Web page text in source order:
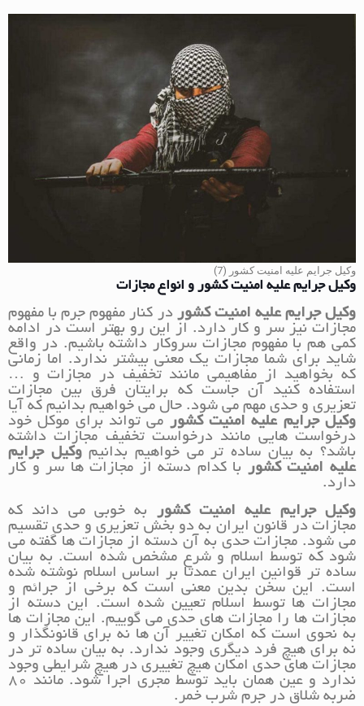
وکیل جرایم علیه امنیت کشور (7)
وکیل جرایم علیه امنیت کشور و انواع مجازات
وکیل جرایم علیه امنیت کشور در کنار مفهوم جرم با مفهوم
مجازات نیز سر و کار دارد. از این رو بهتر است در ادامه
کمی هم با مفهوم مجازات سروکار داشته باشیم. در واقع
شاید برای شما مجازات یک معنی بیشتر ندارد. اما زمانی
که بخواهید از مفاهیمی مانند تخفیف در مجازات و …
استفاده کنید آن جاست که برایتان فرق بین مجازات
تعزیری و حدی مهم می شود. حال می خواهیم بدانیم که آیا
وکیل جرایم علیه امنیت کشور می تواند برای موکل خود
درخواست هایی مانند درخواست تخفیف مجازات داشته
باشد؟ به بیان ساده تر می خواهیم بدانیموکیل جرایم
علیه امنیت کشور با کدام دسته از مجازات ها سر و کار
دارد.
وکیل جرایم علیه امنیت کشور
به خوبی می داند که
مجازات در قانون ایران به دو بخش تعزیری و حدی تقسیم
می شود. مجازات حدی به آن دسته از مجازات ها گفته می
شود که توسط اسلام و شرع مشخص شده است. به بیان
ساده تر قوانین ایران عمدتا بر اساس اسلام نوشته شده
است. این سخن بدین معنی است که برخی از جرائم و
مجازات ها توسط اسلام تعیین شده است. این دسته از
مجازات ها را مجازات های حدی می گوییم. این مجازات ها
به نحوی است که امکان تغییر آن ها نه برای قانونگذار و
نه برای هیچ فرد دیگری وجود ندارد. به بیان ساده تر در
مجازات های حدی امکان هیچ تغییری در هیچ شرایطی وجود
ندارد و عین همان باید توسط مجری اجرا شود. مانند 80
ضربه شلاق در جرم شرب خمر.